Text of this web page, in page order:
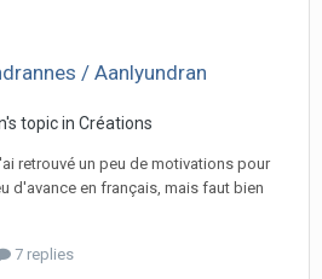
/ Aanlyundran
topic in Créations
retrouvé un peu de motivations pour
d'avance en français, mais faut bien
7 replies